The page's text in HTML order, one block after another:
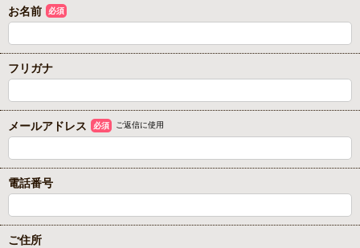
お名前 必須
フリガナ
メールアドレス 必須 ご返信に使用
電話番号
ご住所